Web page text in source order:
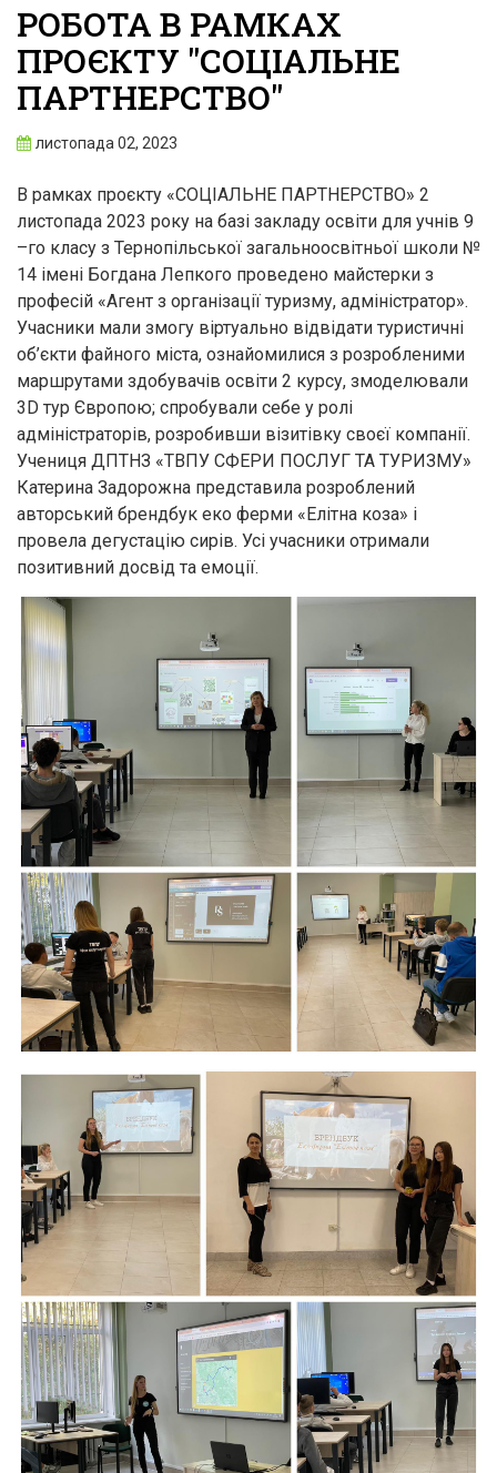
РОБОТА В РАМКАХ
ПРОЄКТУ "СОЦІАЛЬНЕ
ПАРТНЕРСТВО"
листопада 02, 2023
В рамках проєкту «СОЦІАЛЬНЕ ПАРТНЕРСТВО» 2
листопада 2023 року на базі закладу освіти для учнів 9
–го класу з Тернопільської загальноосвітньої школи №
14 імені Богдана Лепкого проведено майстерки з
професій «Агент з організації туризму, адміністратор».
Учасники мали змогу віртуально відвідати туристичні
об’єкти файного міста, ознайомилися з розробленими
маршрутами здобувачів освіти 2 курсу, змоделювали
3D тур Європою; спробували себе у ролі
адміністраторів, розробивши візитівку своєї компанії.
Учениця ДПТНЗ «ТВПУ СФЕРИ ПОСЛУГ ТА ТУРИЗМУ»
Катерина Задорожна представила розроблений
авторський брендбук еко ферми «Елітна коза» і
провела дегустацію сирів. Усі учасники отримали
позитивний досвід та емоції.